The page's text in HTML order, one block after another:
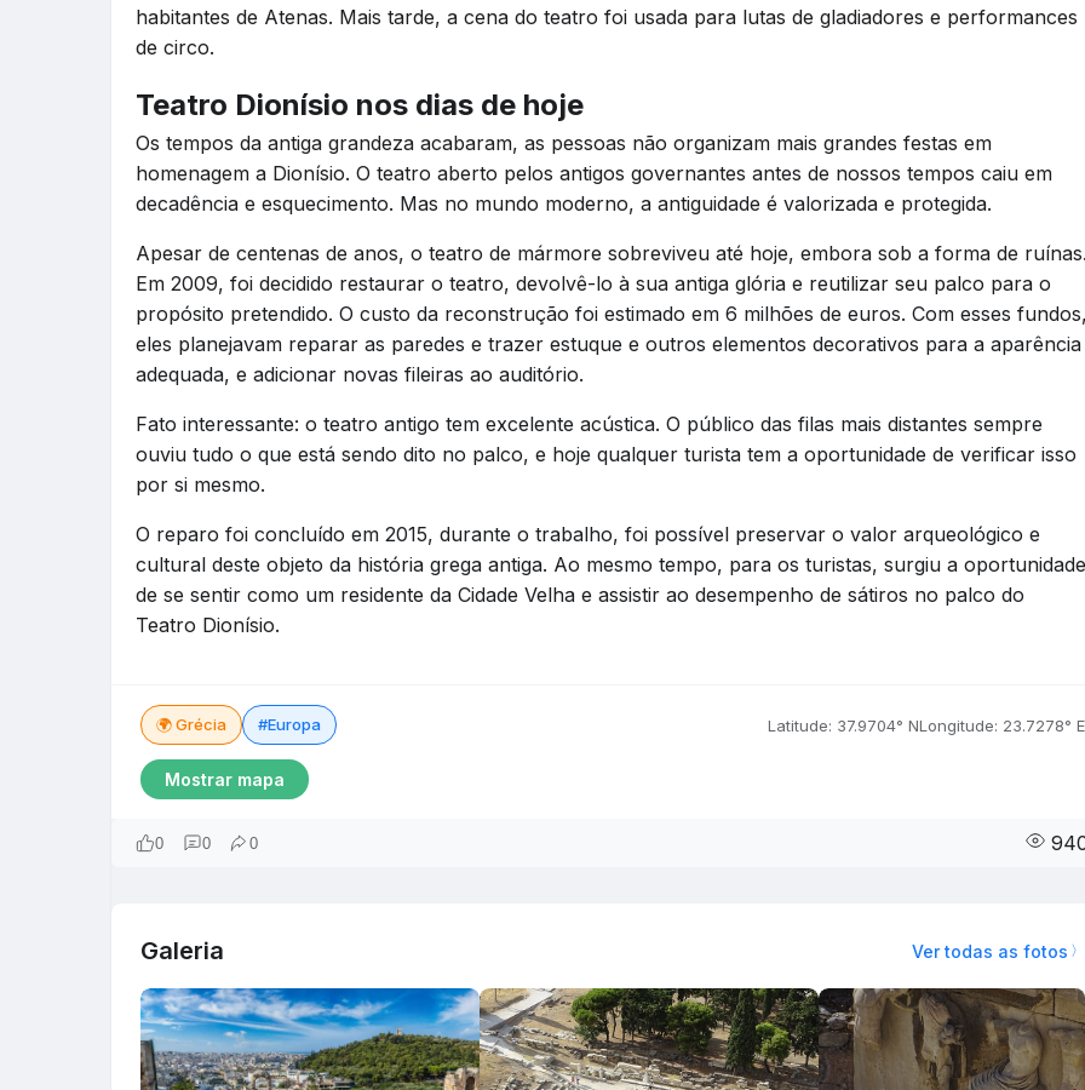
habitantes de Atenas. Mais tarde, a cena do teatro foi usada para lutas de gladiadores e performances
de circo.
Teatro Dionísio nos dias de hoje
Os tempos da antiga grandeza acabaram, as pessoas não organizam mais grandes festas em
homenagem a Dionísio. O teatro aberto pelos antigos governantes antes de nossos tempos caiu em
decadência e esquecimento. Mas no mundo moderno, a antiguidade é valorizada e protegida.
Apesar de centenas de anos, o teatro de mármore sobreviveu até hoje, embora sob a forma de
Em 2009, foi decidido restaurar o teatro, devolvê-lo à sua antiga glória e reutilizar seu palco para o
propósito pretendido. O custo da reconstrução foi estimado em 6 milhões de euros. Com esses
eles planejavam reparar as paredes e trazer estuque e outros elementos decorativos para a aparência
adequada, e adicionar novas fileiras ao auditório.
Fato interessante: o teatro antigo tem excelente acústica. O público das filas mais distantes sempre
ouviu tudo o que está sendo dito no palco, e hoje qualquer turista tem a oportunidade de verificar isso
por si mesmo.
O reparo foi concluído em 2015, durante o trabalho, foi possível preservar o valor arqueológico e
cultural deste objeto da história grega antiga. Ao mesmo tempo, para os turistas, surgiu a oportunidade
de se sentir como um residente da Cidade Velha e assistir ao desempenho de sátiros no palco do
Teatro Dionísio.
🌍 Grécia #Europa Latitude: 37.9704° NLongitude: 23.7278° E
Mostrar mapa
0 0 0
Galeria Ver todas as fotos